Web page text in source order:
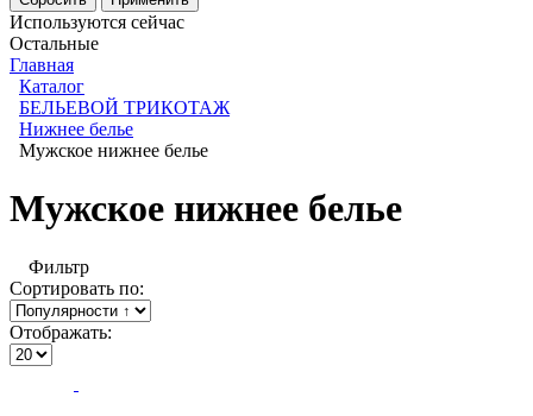
Используются сейчас
Остальные
Главная
Каталог
БЕЛЬЕВОЙ ТРИКОТАЖ
Нижнее белье
Мужское нижнее белье
Мужское нижнее белье
Фильтр
Сортировать по:
Отображать: